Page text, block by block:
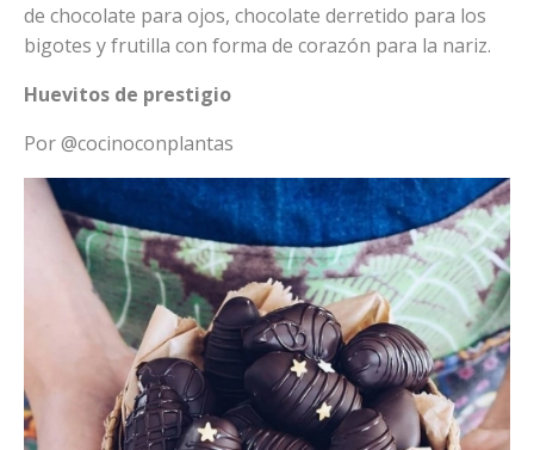
de chocolate para ojos, chocolate derretido para los
bigotes y frutilla con forma de corazón para la nariz.
Huevitos de prestigio
Por @cocinoconplantas